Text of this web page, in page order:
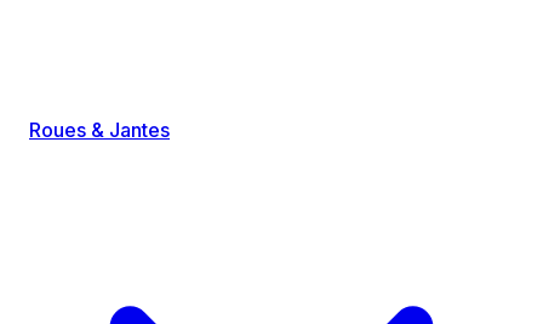
Roues & Jantes